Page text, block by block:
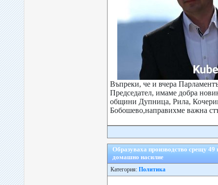
Въпреки, че и вчера
Председател, имаме добра
общини Дупница, Рила,
Бобошево,направихме важна
Образуваха производство срещу
домашно насилие
Категория: Политика